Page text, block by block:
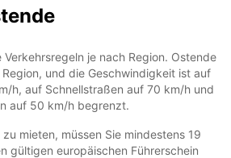
Verkehrsregeln je nach Region. Ostende
und die Geschwindigkeit ist auf
h, auf Schnellstraßen auf 70 km/h und
auf 50 km/h begrenzt.
mieten, müssen Sie mindestens 19
gültigen europäischen Führerschein